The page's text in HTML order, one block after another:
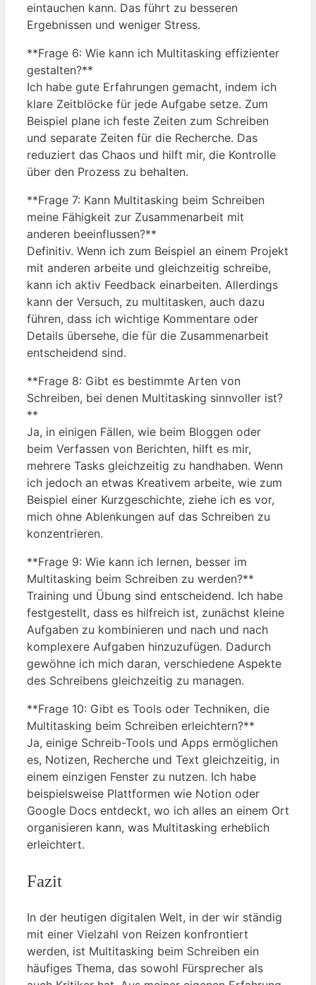
eintauchen kann. Das führt zu besseren
Ergebnissen und weniger Stress.
**Frage 6: Wie kann ich Multitasking effizienter
gestalten?**
Ich habe gute Erfahrungen gemacht, indem ich
klare Zeitblöcke für jede Aufgabe setze. Zum
Beispiel plane ich feste Zeiten zum Schreiben
und separate Zeiten für die Recherche. Das
reduziert das Chaos und hilft mir, die Kontrolle
über den Prozess zu behalten.
**Frage 7: Kann Multitasking beim Schreiben
meine Fähigkeit zur Zusammenarbeit mit
anderen beeinflussen?**
Definitiv. Wenn ich zum Beispiel an einem Projekt
mit anderen arbeite und gleichzeitig schreibe,
kann ich aktiv Feedback einarbeiten. Allerdings
kann der Versuch, zu multitasken, auch dazu
führen, dass ich wichtige Kommentare oder
Details übersehe, die für die Zusammenarbeit
entscheidend sind.
**Frage 8: Gibt es bestimmte Arten von
Schreiben, bei denen Multitasking sinnvoller ist?
**
Ja, in einigen Fällen, wie beim Bloggen oder
beim Verfassen von Berichten, hilft es mir,
mehrere Tasks gleichzeitig zu handhaben. Wenn
ich jedoch an etwas Kreativem arbeite, wie zum
Beispiel einer Kurzgeschichte, ziehe ich es vor,
mich ohne Ablenkungen auf das Schreiben zu
konzentrieren.
**Frage 9: Wie kann ich lernen, besser im
Multitasking beim Schreiben zu werden?**
Training und Übung sind entscheidend. Ich habe
festgestellt, dass es hilfreich ist, zunächst kleine
Aufgaben zu kombinieren und nach und nach
komplexere Aufgaben hinzuzufügen. Dadurch
gewöhne ich mich daran, verschiedene Aspekte
des Schreibens gleichzeitig zu managen.
**Frage 10: Gibt es Tools oder Techniken, die
Multitasking beim Schreiben erleichtern?**
Ja, einige Schreib-Tools und Apps ermöglichen
es, Notizen, Recherche und Text gleichzeitig, in
einem einzigen Fenster zu nutzen. Ich habe
beispielsweise Plattformen wie Notion oder
Google Docs entdeckt, wo ich alles an einem Ort
organisieren kann, was Multitasking erheblich
erleichtert.
Fazit
In der heutigen digitalen Welt, in der wir ständig
mit einer Vielzahl von Reizen konfrontiert
werden, ist Multitasking beim Schreiben ein
häufiges Thema, das sowohl Fürsprecher als